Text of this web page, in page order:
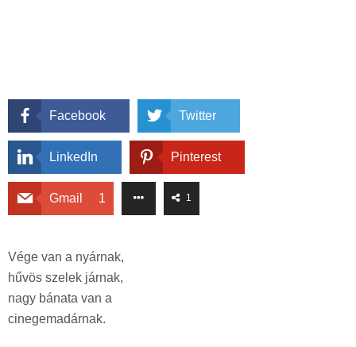
Facebook Twitter
LinkedIn Pinterest
Gmail 1 1
Vége van a nyárnak,
hűvös szelek járnak,
nagy bánata van a
cinegemadárnak.